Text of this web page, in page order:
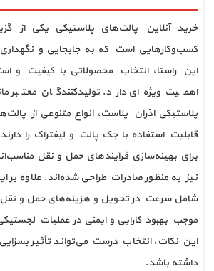
خرید آنلاین پالت‌های پلاستیکی یکی از
کسب‌وکارهایی است که به جابجایی و نگهداری
این راستا، انتخاب محصولاتی با کیفیت و
اهمیت ویژه‌ای دارد. تولیدکنندگان معتبر
پلاستیکی اذران پلاست، انواع متنوعی از
قابلیت استفاده با جک پالت و لیفتراک را
برای بهینه‌سازی فرآیندهای حمل و نقل
نیز به منظور صادرات طراحی شده‌اند. علاوه بر
شامل سرعت در تحویل و هزینه‌های حمل و
موجب بهبود کارایی و ایمنی در عملیات
این نکات، انتخاب درست می‌تواند تأثیر
داشته باشد.